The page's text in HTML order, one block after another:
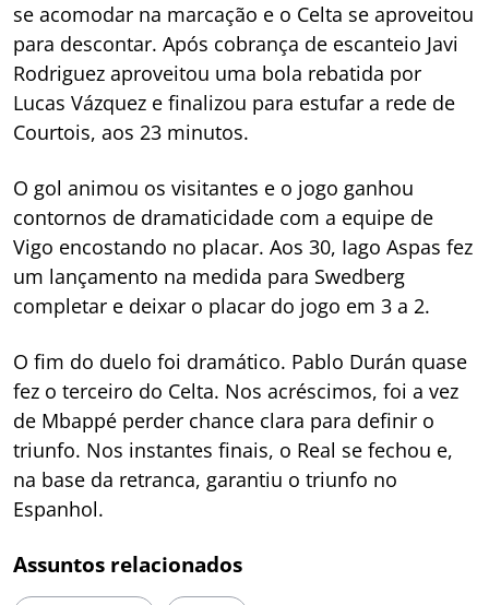
se acomodar na marcação e o Celta se aproveitou
para descontar. Após cobrança de escanteio Javi
Rodriguez aproveitou uma bola rebatida por
Lucas Vázquez e finalizou para estufar a rede de
Courtois, aos 23 minutos.
O gol animou os visitantes e o jogo ganhou
contornos de dramaticidade com a equipe de
Vigo encostando no placar. Aos 30, Iago Aspas fez
um lançamento na medida para Swedberg
completar e deixar o placar do jogo em 3 a 2.
O fim do duelo foi dramático. Pablo Durán quase
fez o terceiro do Celta. Nos acréscimos, foi a vez
de Mbappé perder chance clara para definir o
triunfo. Nos instantes finais, o Real se fechou e,
na base da retranca, garantiu o triunfo no
Espanhol.
Assuntos relacionados